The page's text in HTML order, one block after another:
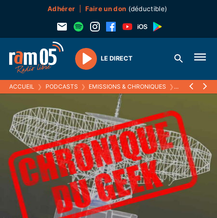
Adhérer Faire un don (déductible)
Play
LE DIRECT
ACCUEIL ❯ PODCASTS ❯ EMISSIONS & CHRONIQUES ❯ LA